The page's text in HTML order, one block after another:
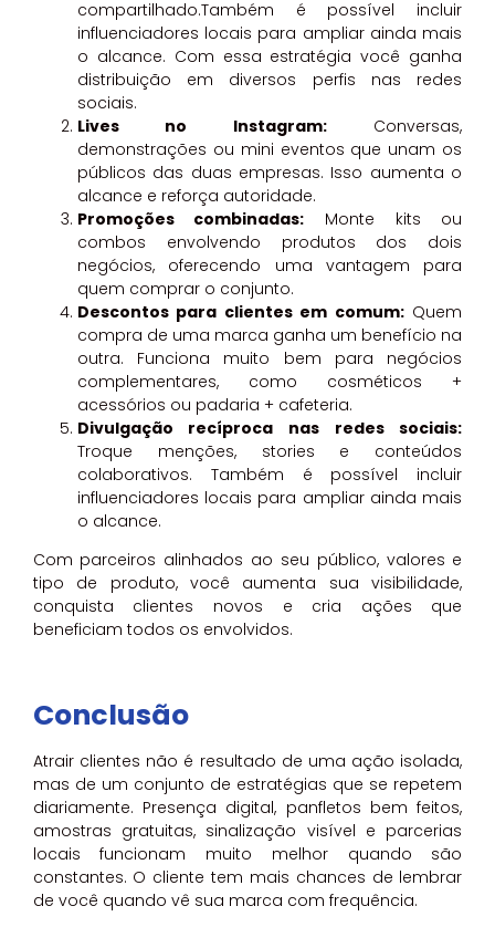
compartilhado.Também é possível incluir
influenciadores locais para ampliar ainda mais
o alcance. Com essa estratégia você ganha
distribuição em diversos perfis nas redes
sociais.
Lives no Instagram:Conversas,
demonstrações ou mini eventos que unam os
públicos das duas empresas. Isso aumenta o
alcance e reforça autoridade.
Promoções combinadas: Monte kits ou
combos envolvendo produtos dos dois
negócios, oferecendo uma vantagem para
quem comprar o conjunto.
Descontos para clientes em comum:Quem
compra de uma marca ganha um benefício na
outra. Funciona muito bem para negócios
complementares, como cosméticos +
acessórios ou padaria + cafeteria.
Divulgação recíproca nas redes sociais:
Troque menções, stories e conteúdos
colaborativos. Também é possível incluir
influenciadores locais para ampliar ainda mais
o alcance.
Com parceiros alinhados ao seu público, valores e
tipo de produto, você aumenta sua visibilidade,
conquista clientes novos e cria ações que
beneficiam todos os envolvidos.
Conclusão
Atrair clientes não é resultado de uma ação isolada,
mas de um conjunto de estratégias que se repetem
diariamente. Presença digital, panfletos bem feitos,
amostras gratuitas, sinalização visível e parcerias
locais funcionam muito melhor quando são
constantes. O cliente tem mais chances de lembrar
de você quando vê sua marca com frequência.